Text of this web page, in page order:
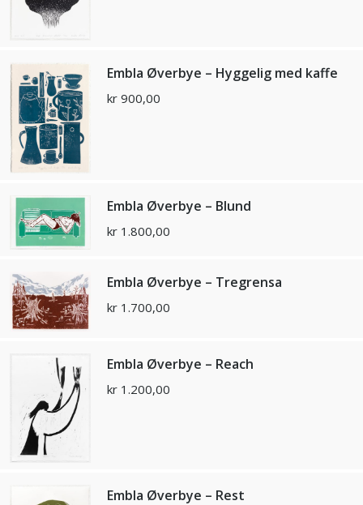
Embla Øverbye – Hyggelig med kaffe
kr 900,00
Embla Øverbye – Blund
kr 1.800,00
Embla Øverbye – Tregrensa
kr 1.700,00
Embla Øverbye – Reach
kr 1.200,00
Embla Øverbye – Rest